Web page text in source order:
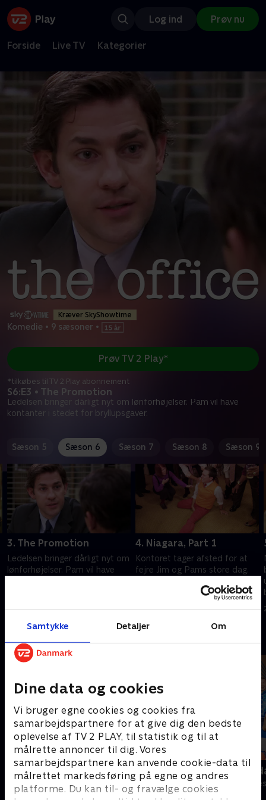
Samtykke Detaljer Om
Dine data og cookies
Vi bruger egne cookies og cookies fra
samarbejdspartnere for at give dig den bedste
oplevelse af TV 2 PLAY, til statistik og til at
målrette annoncer til dig. Vores
samarbejdspartnere kan anvende cookie-data til
målrettet markedsføring på egne og andres
platforme. Du kan til- og fravælge cookies
Log ind Prøv nu
Forside Live TV Kategorier
Kræver SkyShowtime
Komedie • 9 sæsoner •
S6:E3 • The Promotion
Ledelsen bringer dårligt nyt om lønforhøjelser. Pam vil have
kontanter i stedet for bryllupsgaver.
Prøv TV 2 Play*
*tilkøbes til TV 2 Play abonnement
Sæson 5 Sæson 6 Sæson 7 Sæson 8 Sæson 9
3. The Promotion
Ledelsen bringer dårligt nyt om
lønforhøjelser. Pam vil have
20. september 2022 • 21 min
4. Niagara, Part 1
Kontoret tager afsted for at
fejre Jim og Pams store dag.
20. september 2022 • 21 min
Andre så også
Anstalten
Komedie • 1 sæsoner
Robssons
Komedie • 1